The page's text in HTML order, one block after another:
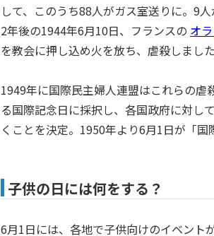
して、このうち88人がガス室送りに。9
2年後の1944年6月10日、フランスの オ
を教会に押し込め火を放ち、虐殺しました
1949年に国際民主婦人連盟はこれらの
る国際記念日に採択し、各国政府に対し
くことを決定。1950年より6月1日が「国
子供の日には何をする？
6月1日には、各地で子供向けのイベント